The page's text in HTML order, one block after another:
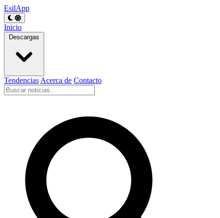
EsilApp
Inicio
Descargas
Tendencias Acerca de Contacto